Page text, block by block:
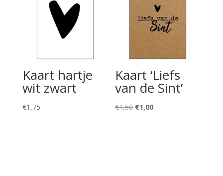
Kaart hartje
wit zwart
€1,75
Kaart ‘Liefs
van de Sint’
€1,50 Oorspronkelijke
€1,00Huidige